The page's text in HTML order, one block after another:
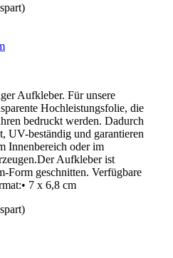
Aufkleber. Für unsere
Hochleistungsfolie, die
bedruckt werden. Dadurch
UV-beständig und garantieren
Innenbereich oder im
Aufkleber ist
Form geschnitten. Verfügbare
7 x 6,8 cm